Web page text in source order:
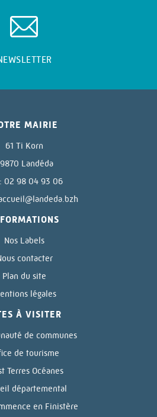
MAIRIE
61 Ti Korn
Landéda
02 98 04 93 06
Nos Labels
contacter
Plan du site
légales
À VISITER
de communes
de tourisme
Terres Océanes
départemental
en Finistère